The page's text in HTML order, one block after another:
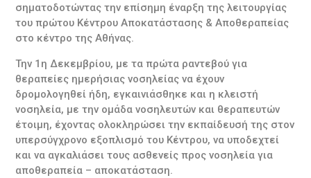
σηματοδοτώντας την επίσημη έναρξη της λειτουργίας
του πρώτου Κέντρου Αποκατάστασης & Αποθεραπείας
στο κέντρο της Αθήνας.
Την 1η Δεκεμβρίου, με τα πρώτα ραντεβού για
θεραπείες ημερήσιας νοσηλείας να έχουν
δρομολογηθεί ήδη, εγκαινιάσθηκε και η κλειστή
νοσηλεία, με την ομάδα νοσηλευτών και θεραπευτών
έτοιμη, έχοντας ολοκληρώσει την εκπαίδευσή της στον
υπερσύγχρονο εξοπλισμό του Κέντρου, να υποδεχτεί
και να αγκαλιάσει τους ασθενείς προς νοσηλεία για
αποθεραπεία – αποκατάσταση.